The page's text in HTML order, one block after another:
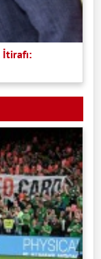
İtirafı: